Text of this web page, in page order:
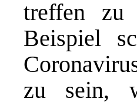
treffen zu
Beispiel
zu sein,